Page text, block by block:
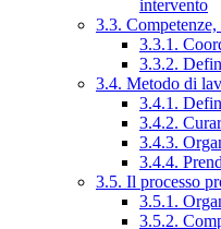
intervento
3.3.
3.3.1.
3.3.2.
3.4. Metodo di
3.4.1.
3.4.2.
3.4.3.
3.4.4.
3.5. Il processo
3.5.1.
3.5.2.